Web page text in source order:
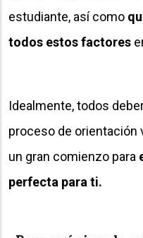
estudiante, así como
todos estos factores
Idealmente, todos
proceso de orientación
un gran comienzo para
perfecta para ti.